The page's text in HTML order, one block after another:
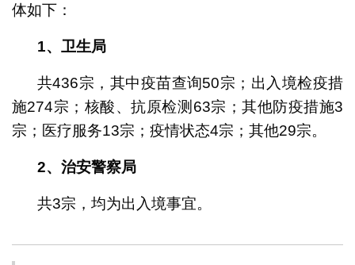
体如下：
1、卫生局
共436宗，其中疫苗查询50宗；出入境检疫措
施274宗；核酸、抗原检测63宗；其他防疫措施3
宗；医疗服务13宗；疫情状态4宗；其他29宗。
2、治安警察局
共3宗，均为出入境事宜。